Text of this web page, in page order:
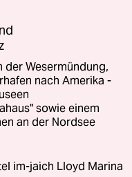
der Wesermündung,
nach Amerika -
sowie einem
an der Nordsee
im-jaich Lloyd Marina